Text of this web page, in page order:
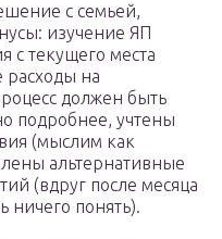
с семьей,
изучение ЯП
с текущего места
расходы на
должен быть
подробнее, учтены
(мыслим как
альтернативные
(вдруг после месяца
ничего понять).